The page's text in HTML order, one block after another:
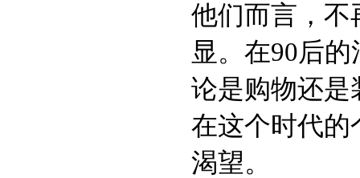
他们而言，不
显。在90后
论是购物还是
在这个时代的
渴望。